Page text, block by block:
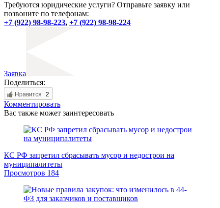
Требуются юридические услуги? Отправьте заявку или
позвоните по телефонам:
+7 (922) 98-98-223, +7 (922) 98-98-224
Заявка
Поделиться:
Нравится 2
Комментировать
Вас также может заинтересовать
КС РФ запретил сбрасывать мусор и недострои на
муниципалитеты
Просмотров 184